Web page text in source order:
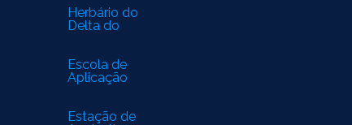
Herbário do
Delta do
Escola de
Aplicação
Estação de